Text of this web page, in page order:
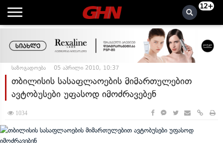
12+
საზოგადოება 05 აპრილი 2010, 10:37
თბილისის სასაფლაოების მიმართულებით
ავტობუსები უფასოდ იმოძრავებენ
1034